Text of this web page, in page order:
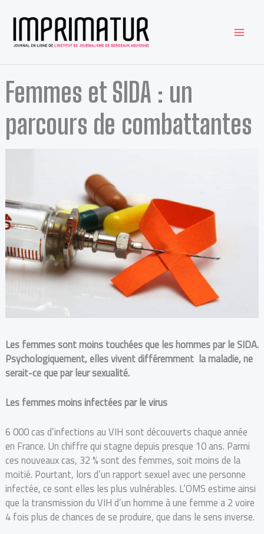
Femmes et SIDA : un
parcours de combattantes
Les femmes sont moins touchées que les hommes par le SIDA.
Psychologiquement, elles vivent différemment la maladie, ne
serait-ce que par leur sexualité.
Les femmes moins infectées par le virus
6 000 cas d’infections au VIH sont découverts chaque année
en France. Un chiffre qui stagne depuis presque 10 ans. Parmi
ces nouveaux cas, 32 % sont des femmes, soit moins de la
moitié. Pourtant, lors d’un rapport sexuel avec une personne
infectée, ce sont elles les plus vulnérables. L’OMS estime ainsi
que la transmission du VIH d’un homme à une femme a 2 voire
4 fois plus de chances de se produire, que dans le sens inverse.